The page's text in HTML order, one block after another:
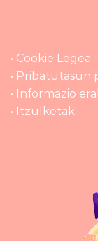
• Cookie Legea
• Pribatutasun
• Informazio
• Itzulketak